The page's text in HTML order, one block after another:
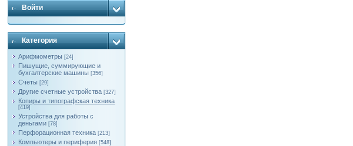
Войти
Категория
Арифмометры [24]
Пишущие, суммирующие и
бухгалтерские машины [356]
Счеты [29]
Другие счетные устройства [327]
Копиры и типографская техника
[419]
Устройства для работы с
деньгами [78]
Перфорационная техника [213]
Компьютеры и периферия [548]